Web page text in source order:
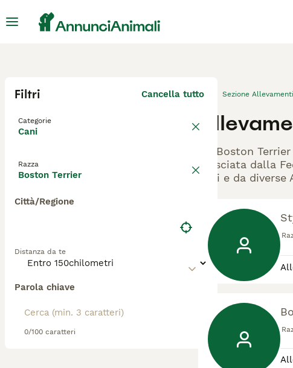
Filtri Cancella tutto
Categorie
Cani
Razza
Boston Terrier
Città/Regione
Distanza da te
Parola chiave
0/100 caratteri
Sezione Allevamenti
Gli Boston
rilasciata dalla
cani e da